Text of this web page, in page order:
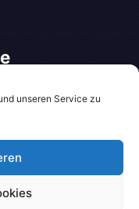
unseren Service zu
Kontakt